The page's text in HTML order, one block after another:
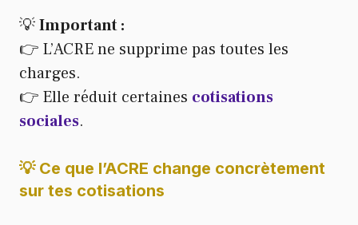
💡Important :
👉 L’ACRE ne supprime pas toutes les
charges.
👉 Elle réduit certaines cotisations
sociales.
💡 Ce que l’ACRE change concrètement
sur tes cotisations